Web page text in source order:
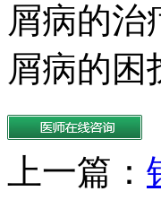
屑病的治
屑病的困
上一篇：